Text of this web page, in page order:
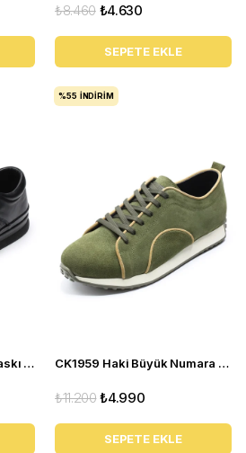
₺4.630
₺8.460
SEPETE EKLE
GS1840 Siyah Timsah Baskı Deri Büyük Numara Erkek Spor Ayakkabı CK1959 Haki Büyük Numara Erkek Spor Ayakkabı
₺4.990
₺11.200
SEPETE EKLE
%55 İNDIRIM